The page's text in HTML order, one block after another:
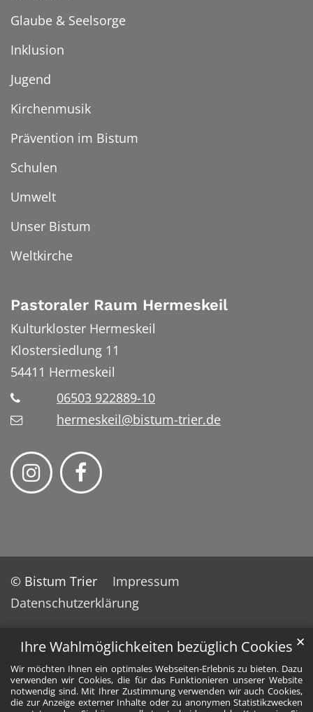
Ihre Wahlmöglichkeiten bezüglich Cookies
Wir möchten Ihnen ein optimales Webseiten-Erlebnis zu bieten. Dazu
verwenden wir Cookies, die für das Funktionieren unserer Website
notwendig sind. Mit Ihrer Zustimmung verwenden wir auch Cookies,
die zur Anzeige externer Inhalte oder zu anonymen Statistikzwecken
✕
Glaube & Seelsorge
Inklusion
Jugend
Kirchenmusik
Prävention im Bistum
Schulen
Umwelt
Unser Bistum
Weltkirche
Pastoraler Raum Hermeskeil
Kulturkloster Hermeskeil
Klostersiedlung 11
54411 Hermeskeil
06503 922889-10
hermeskeil@bistum-trier.de
© Bistum Trier
Impressum
Datenschutzerklärung